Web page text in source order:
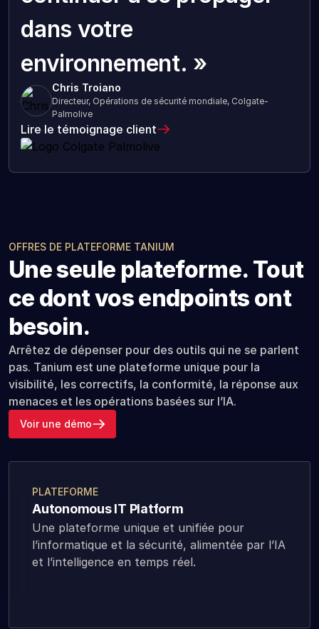
dans votre
environnement. »
Chris Troiano
Directeur, Opérations de sécurité mondiale, Colgate-
Palmolive
Lire le témoignage client
OFFRES DE PLATEFORME TANIUM
Une seule plateforme. Tout
ce dont vos endpoints ont
besoin.
Arrêtez de dépenser pour des outils qui ne se parlent
pas. Tanium est une plateforme unique pour la
visibilité, les correctifs, la conformité, la réponse aux
menaces et les opérations basées sur l’IA.
Voir une démo
PLATEFORME
Autonomous IT Platform
Une plateforme unique et unifiée pour
l’informatique et la sécurité, alimentée par l’IA
et l’intelligence en temps réel.